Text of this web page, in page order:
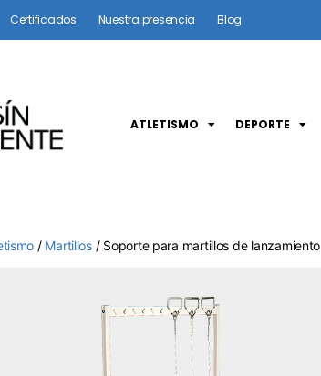
Certificados Nuestra presencia Blog
ATLETISMO DEPORTE
/ Martillos/ Soporte para martillos de lanzamiento